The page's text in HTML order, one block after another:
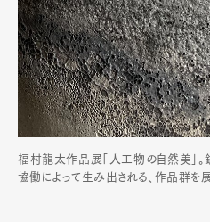
福村龍太作品展「人工物の自然美」
協働によって生み出される、作品群を展